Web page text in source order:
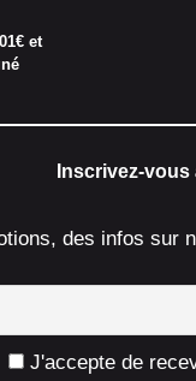
et
Inscrivez-
des infos sur
J'accepte de